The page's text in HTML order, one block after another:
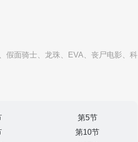
假面骑士、龙珠、EVA、丧尸电影、科
第5节
第10节